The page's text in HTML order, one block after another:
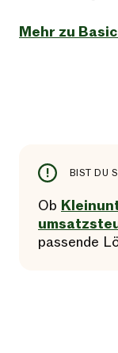
Mehr zu
BIST DU
Ob
passende